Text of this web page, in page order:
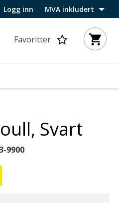
Logg inn MVA inkludert
Favoritter
Svart
9900